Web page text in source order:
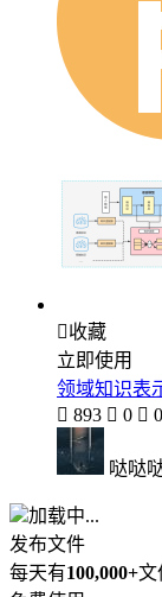
收藏
立即使用
领域知识表
 893  0  0
哒哒
加载中...
发布文件
每天有100,000+文